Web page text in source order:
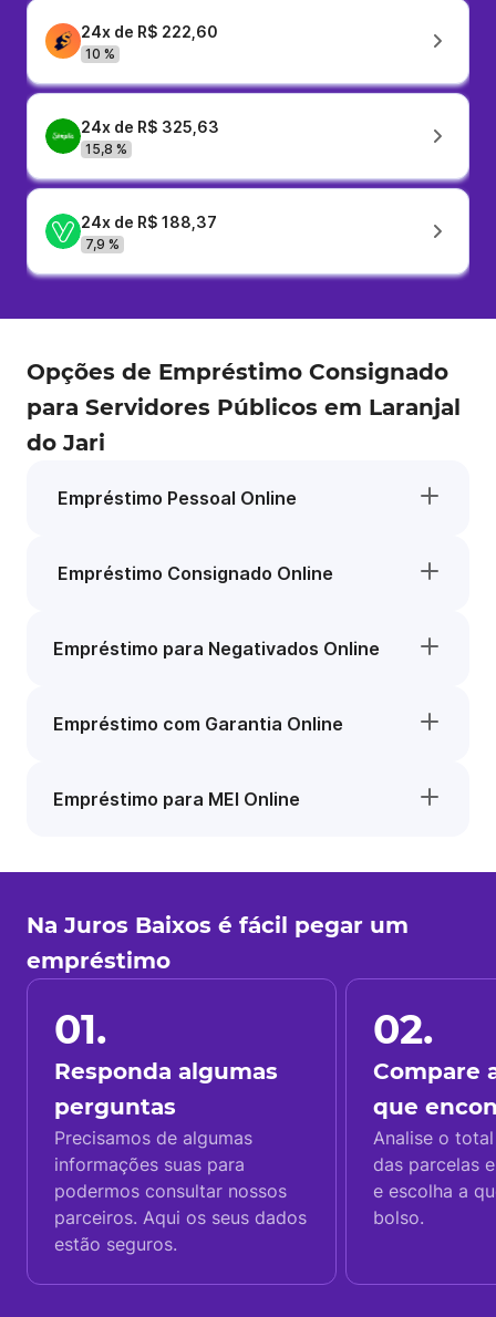
24x de R$ 222,60
10 %
24x de R$ 325,63
15,8 %
24x de R$ 188,37
7,9 %
Opções de Empréstimo Consignado
para Servidores Públicos em Laranjal
do Jari
Empréstimo Pessoal Online
Empréstimo Consignado Online
Empréstimo para Negativados Online
Empréstimo com Garantia Online
Empréstimo para MEI Online
Na Juros Baixos é fácil pegar um
empréstimo
01.
Responda algumas
perguntas
Precisamos de algumas
informações suas para
podermos consultar nossos
parceiros. Aqui os seus dados
estão seguros.
02.
Compare
que
Analise o
das parcelas
e escolha a
bolso.